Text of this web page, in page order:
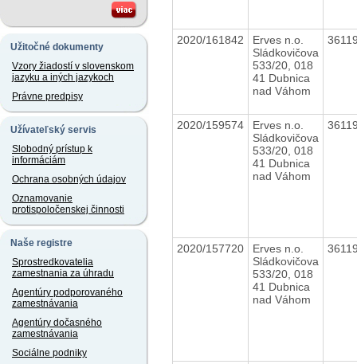
Užitočné dokumenty
Vzory žiadostí v slovenskom
jazyku a iných jazykoch
Právne predpisy
Užívateľský servis
Slobodný prístup k
informáciám
Ochrana osobných údajov
Oznamovanie
protispoločenskej činnosti
Naše registre
Sprostredkovatelia
zamestnania za úhradu
Agentúry podporovaného
zamestnávania
Agentúry dočasného
zamestnávania
Sociálne podniky
2020/161842
Erves n.o.
Sládkovičova
533/20, 018
41 Dubnica
nad Váhom
2020/159574
Erves n.o.
Sládkovičova
533/20, 018
41 Dubnica
nad Váhom
2020/157720
Erves n.o.
Sládkovičova
533/20, 018
41 Dubnica
nad Váhom